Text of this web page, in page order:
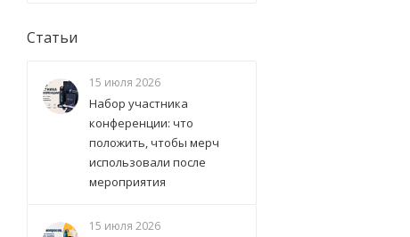
Статьи
15 июля 2026
Набор участника
конференции: что
положить, чтобы мерч
использовали после
мероприятия
15 июля 2026